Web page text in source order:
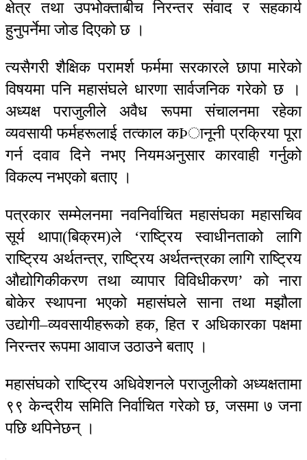
क्षेत्र तथा उपभोक्ताबीच निरन्तर संवाद र सहकार्य
हुनुपर्नेमा जोड दिएको छ ।
त्यसैगरी शैक्षिक परामर्श फर्ममा सरकारले छापा मारेको
विषयमा पनि महासंघले धारणा सार्वजनिक गरेको छ ।
अध्यक्ष पराजुलीले अवैध रूपमा संचालनमा रहेका
व्यवसायी फर्महरूलाई तत्काल कÞानूनी प्रक्रिया पूरा
गर्न दवाव दिने नभए नियमअनुसार कारवाही गर्नुको
विकल्प नभएको बताए ।
पत्रकार सम्मेलनमा नवनिर्वाचित महासंघका महासचिव
सूर्य थापा(बिक्रम)ले ‘राष्ट्रिय स्वाधीनताको लागि
राष्ट्रिय अर्थतन्त्र, राष्ट्रिय अर्थतन्त्रका लागि राष्ट्रिय
औद्योगिकीकरण तथा व्यापार विविधीकरण’ को नारा
बोकेर स्थापना भएको महासंघले साना तथा मझौला
उद्योगी–व्यवसायीहरूको हक, हित र अधिकारका पक्षमा
निरन्तर रूपमा आवाज उठाउने बताए ।
महासंघको राष्ट्रिय अधिवेशनले पराजुलीको अध्यक्षतामा
९९ केन्द्रीय समिति निर्वाचित गरेको छ, जसमा ७ जना
पछि थपिनेछन् ।